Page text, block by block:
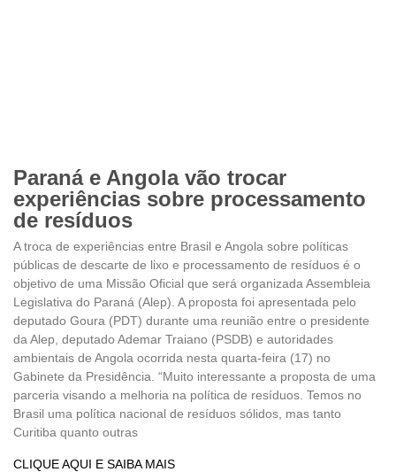
Paraná e Angola vão trocar
experiências sobre processamento
de resíduos
A troca de experiências entre Brasil e Angola sobre políticas
públicas de descarte de lixo e processamento de resíduos é o
objetivo de uma Missão Oficial que será organizada Assembleia
Legislativa do Paraná (Alep). A proposta foi apresentada pelo
deputado Goura (PDT) durante uma reunião entre o presidente
da Alep, deputado Ademar Traiano (PSDB) e autoridades
ambientais de Angola ocorrida nesta quarta-feira (17) no
Gabinete da Presidência. “Muito interessante a proposta de uma
parceria visando a melhoria na política de resíduos. Temos no
Brasil uma política nacional de resíduos sólidos, mas tanto
Curitiba quanto outras
CLIQUE AQUI E SAIBA MAIS